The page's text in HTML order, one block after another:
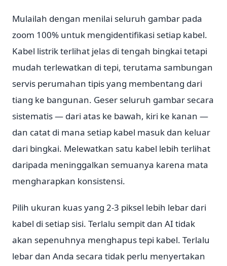
Mulailah dengan menilai seluruh gambar pada
zoom 100% untuk mengidentifikasi setiap kabel.
Kabel listrik terlihat jelas di tengah bingkai tetapi
mudah terlewatkan di tepi, terutama sambungan
servis perumahan tipis yang membentang dari
tiang ke bangunan. Geser seluruh gambar secara
sistematis — dari atas ke bawah, kiri ke kanan —
dan catat di mana setiap kabel masuk dan keluar
dari bingkai. Melewatkan satu kabel lebih terlihat
daripada meninggalkan semuanya karena mata
mengharapkan konsistensi.
Pilih ukuran kuas yang 2-3 piksel lebih lebar dari
kabel di setiap sisi. Terlalu sempit dan AI tidak
akan sepenuhnya menghapus tepi kabel. Terlalu
lebar dan Anda secara tidak perlu menyertakan